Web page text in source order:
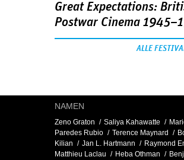
Great Expectations:
Postwar Cinema
ALLE
NAMEN
Zeno Graton Saliya Kahawatte
Paredes Rubio
Terence Maynard
Kilian
Jan L. Hartmann Raymond
Matthieu Laclau
Heba Othman